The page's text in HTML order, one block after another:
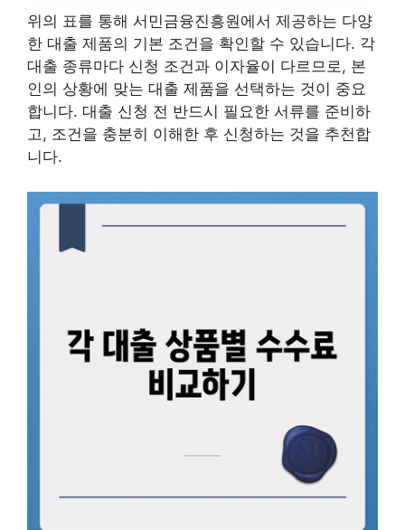
위의 표를 통해 서민금융진흥원에서 제공하는 다양
한 대출 제품의 기본 조건을 확인할 수 있습니다. 각
대출 종류마다 신청 조건과 이자율이 다르므로, 본
인의 상황에 맞는 대출 제품을 선택하는 것이 중요
합니다. 대출 신청 전 반드시 필요한 서류를 준비하
고, 조건을 충분히 이해한 후 신청하는 것을 추천합
니다.